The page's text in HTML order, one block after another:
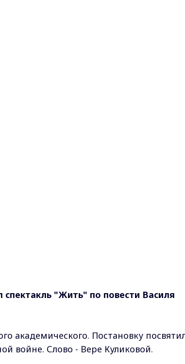
"Жить" по повести Василя
академического. Постановку
войне. Слово - Вере Куликовой.